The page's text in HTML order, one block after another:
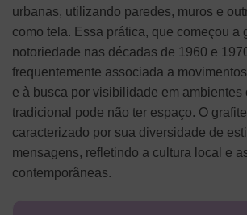
urbanas, utilizando paredes, muros e
como tela. Essa prática, que começou a
notoriedade nas décadas de 1960 e
frequentemente associada a
e à busca por visibilidade em ambientes
tradicional pode não ter espaço. O
caracterizado por sua diversidade de
mensagens, refletindo a cultura local e
contemporâneas.